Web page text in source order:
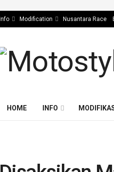
Info Modification Nusantara Race
HOME INFO